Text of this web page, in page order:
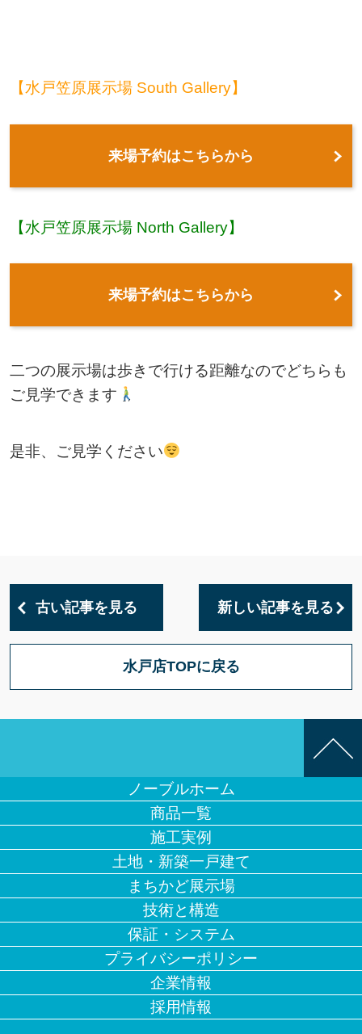
【水戸笠原展示場 South Gallery】
来場予約はこちらから
【水戸笠原展示場 North Gallery】
来場予約はこちらから
二つの展示場は歩きで行ける距離なのでどちらも
ご見学できます
是非、ご見学ください
古い記事を見る 新しい記事を見る
水戸店TOPに戻る
ノーブルホーム
商品一覧
施工実例
土地・新築一戸建て
まちかど展示場
技術と構造
保証・システム
プライバシーポリシー
企業情報
採用情報